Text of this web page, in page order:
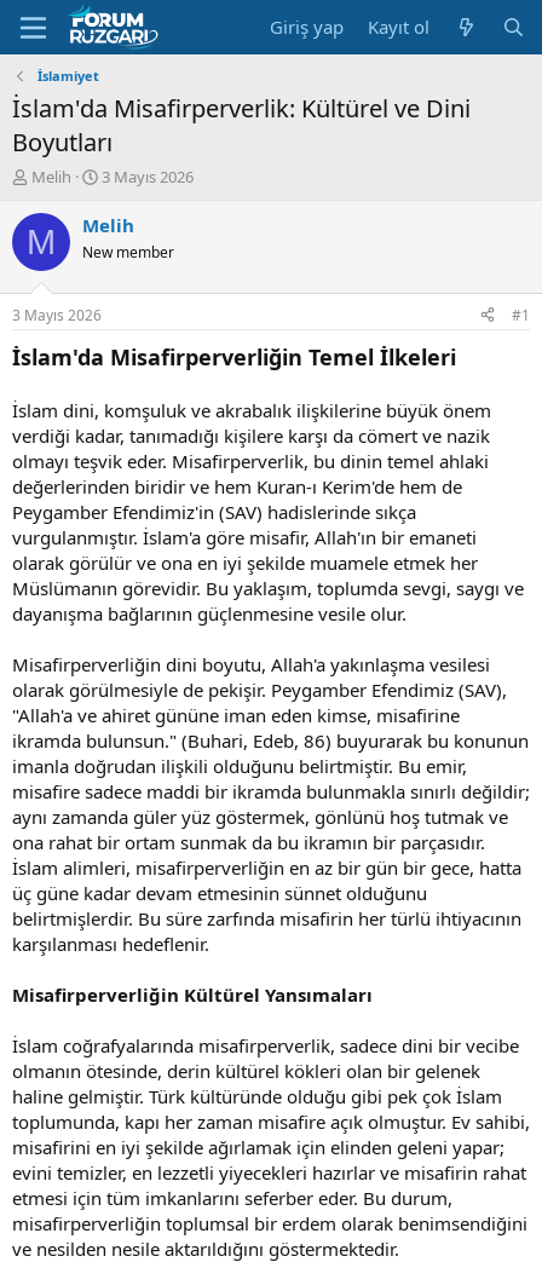
Giriş yap Kayıt ol
İslamiyet
İslam'da Misafirperverlik: Kültürel ve Dini
Boyutları
K
n
u
u
B
a
ş
l
t
a
n
Melih
B
ş
a
ı
ç
t
r
i
h
i
3 Mayıs 2026
M Melih
New member
3 Mayıs 2026 #1
İslam'da Misafirperverliğin Temel İlkeleri
İslam dini, komşuluk ve akrabalık ilişkilerine büyük önem
verdiği kadar, tanımadığı kişilere karşı da cömert ve nazik
olmayı teşvik eder. Misafirperverlik, bu dinin temel ahlaki
değerlerinden biridir ve hem Kuran-ı Kerim'de hem de
Peygamber Efendimiz'in (SAV) hadislerinde sıkça
vurgulanmıştır. İslam'a göre misafir, Allah'ın bir emaneti
olarak görülür ve ona en iyi şekilde muamele etmek her
Müslümanın görevidir. Bu yaklaşım, toplumda sevgi, saygı ve
dayanışma bağlarının güçlenmesine vesile olur.
Misafirperverliğin dini boyutu, Allah'a yakınlaşma vesilesi
olarak görülmesiyle de pekişir. Peygamber Efendimiz (SAV),
"Allah'a ve ahiret gününe iman eden kimse, misafirine
ikramda bulunsun." (Buhari, Edeb, 86) buyurarak bu konunun
imanla doğrudan ilişkili olduğunu belirtmiştir. Bu emir,
misafire sadece maddi bir ikramda bulunmakla sınırlı değildir;
aynı zamanda güler yüz göstermek, gönlünü hoş tutmak ve
ona rahat bir ortam sunmak da bu ikramın bir parçasıdır.
İslam alimleri, misafirperverliğin en az bir gün bir gece, hatta
üç güne kadar devam etmesinin sünnet olduğunu
belirtmişlerdir. Bu süre zarfında misafirin her türlü ihtiyacının
karşılanması hedeflenir.
Misafirperverliğin Kültürel Yansımaları
İslam coğrafyalarında misafirperverlik, sadece dini bir vecibe
olmanın ötesinde, derin kültürel kökleri olan bir gelenek
haline gelmiştir. Türk kültüründe olduğu gibi pek çok İslam
toplumunda, kapı her zaman misafire açık olmuştur. Ev sahibi,
misafirini en iyi şekilde ağırlamak için elinden geleni yapar;
evini temizler, en lezzetli yiyecekleri hazırlar ve misafirin rahat
etmesi için tüm imkanlarını seferber eder. Bu durum,
misafirperverliğin toplumsal bir erdem olarak benimsendiğini
ve nesilden nesile aktarıldığını göstermektedir.